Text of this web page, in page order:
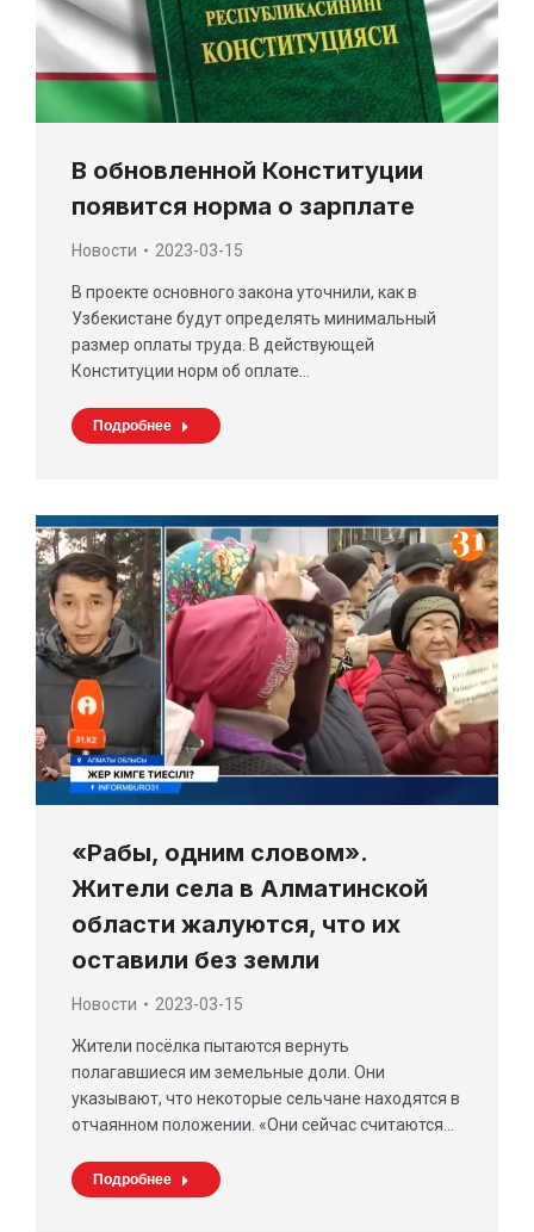
В обновленной Конституции
появится норма о зарплате
Новости 2023-03-15
В проекте основного закона уточнили, как в
Узбекистане будут определять минимальный
размер оплаты труда. В действующей
Конституции норм об оплате…
Подробнее
«Рабы, одним словом».
Жители села в Алматинской
области жалуются, что их
оставили без земли
Новости 2023-03-15
Жители посёлка пытаются вернуть
полагавшиеся им земельные доли. Они
указывают, что некоторые сельчане находятся в
отчаянном положении. «Они сейчас считаются…
Подробнее